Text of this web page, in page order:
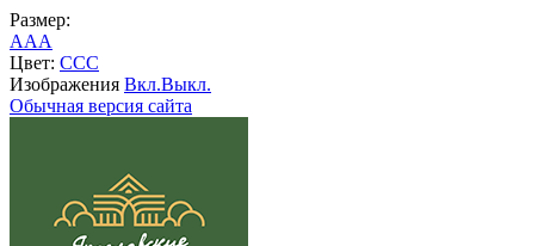
Размер:
AAA
Цвет: CCC
Изображения Вкл.Выкл.
Обычная версия сайта